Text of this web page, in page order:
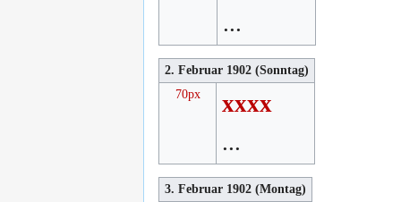
...
2. Februar 1902 (Sonntag)
70px
xxxx
...
3. Februar 1902 (Montag)